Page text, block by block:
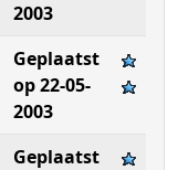
2003
Geplaatst
op 22-05-
2003
Geplaatst